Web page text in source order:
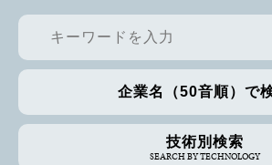
企業名（50音順）で
技術別検索
SEARCH BY TECHNOLOGY